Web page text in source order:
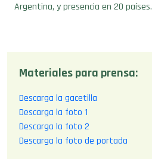
Argentina, y presencia en 20 países.
Materiales para prensa:
Descarga la gacetilla
Descarga la foto 1
Descarga la foto 2
Descarga la foto de portada